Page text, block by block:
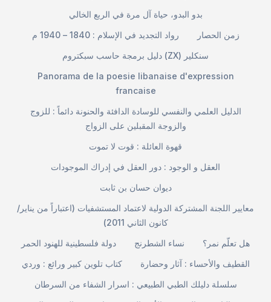
بدو البدو، حياة آل مرة في الربع الخالي
رواد التجديد في الإسلام : 1840 – 1940 م
زمن الحصار
دليل برمجة حاسب سبكتروم (ZX) سنكلير
Panorama de la poesie libanaise d'expression
francaise
الدليل العلمي والنفسي للوسادة الدافئة والحنونة دائماً : للزوج
والزوجة المقبلين على الزواج
قهوة العائلة : قوت لا تموت
العقل و الوجود : دور العقل في إدراك الموجودات
ديوان حسان بن ثابت
معايير اللجنة المشتركة الدولية لاعتماد المستشفيات (اعتباراً من يناير/
كانون الثاني 2011)
دولة فلسطينية للهنود الحمر
نساء الشطرنج
هل تعلّم نمر؟
كتاب تلوين كبير ورائع : وردي
القطيف والأحساء : آثار وحضارة
سلسلة دليلك الطبي الطبيعي : اسرار الشفاء من السرطان